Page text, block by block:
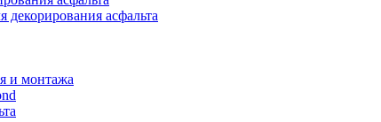
декорирования асфальта
и монтажа